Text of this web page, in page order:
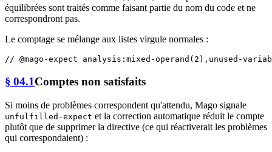
équilibrées sont traités comme faisant partie du nom du code et ne
correspondront pas.
Le comptage se mélange aux listes virgule normales :
// @mago-expect analysis:mixed-operand(2),unused-
§ 04.1Comptes non satisfaits
Si moins de problèmes correspondent qu'attendu, Mago signale
unfulfilled-expect et la correction automatique réduit le compte
plutôt que de supprimer la directive (ce qui réactiverait les problèmes
qui correspondaient) :